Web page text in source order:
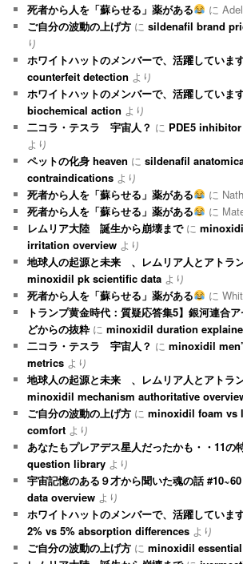
死者から人を「蘇らせる」薬がある に
ご自分の波動の上げ方 にsildenafil brand
り
ホワイトハットのメンバーで、活躍していま
counterfeit detection より
ホワイトハットのメンバーで、活躍していま
biochemical action より
二コラ・テスラ 宇宙人？ に PDE5
より
ペットの化身 heaven にsildenafil
contraindications より
死者から人を「蘇らせる」薬がある
に
死者から人を「蘇らせる」薬がある
に
レムリア大陸 誕生から崩壊までに
irritation overview より
地球人の起源と未来 、レムリア人とアトラ
minoxidil pk scientific data より
死者から人を「蘇らせる」薬がある
に
トランプ黄金時代：質疑応答集5】銀河連合
どからの抜粋 にminoxidil duration
二コラ・テスラ 宇宙人？ にminoxidil
metrics より
地球人の起源と未来 、レムリア人とアトラ
minoxidil mechanism authoritative
ご自分の波動の上げ方 にminoxidil foam vs
comfort より
あなたもプレアデス星人だったかも・・11の
question library より
宇宙記憶のある９才から聞いた魂の話 #10~60
data overview より
ホワイトハットのメンバーで、活躍していま
2% vs 5% absorption differences より
ご自分の波動の上げ方 にminoxidil